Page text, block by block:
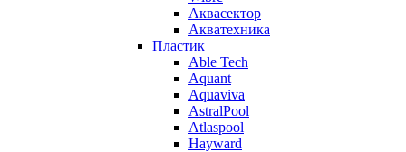
Аквасектор
Акватехника
Пластик
Able Tech
Aquant
Aquaviva
AstralPool
Atlaspool
Hayward